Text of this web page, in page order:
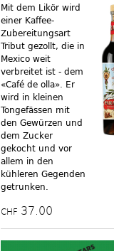
Mit dem Likör wird
einer Kaffee-
Zubereitungsart
Tribut gezollt, die in
Mexico weit
verbreitet ist - dem
«Café de olla». Er
wird in kleinen
Tongefässen mit
den Gewürzen und
dem Zucker
gekocht und vor
allem in den
kühleren Gegenden
getrunken.
CHF 37.00